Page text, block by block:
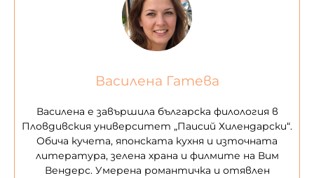
Василена Гатева
Василена е завършила българска филология в
Пловдивския университет „Паисий Хилендарски“.
Обича кучета, японската кухня и източната
литература, зелена храна и филмите на Вим
Вендерс. Умерена романтичка и отявлен